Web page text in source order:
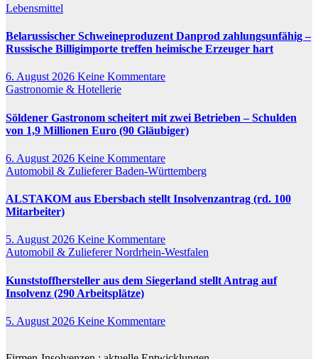
Lebensmittel
Belarussischer Schweineproduzent Danprod zahlungsunfähig –
Russische Billigimporte treffen heimische Erzeuger hart
6. August 2026 Keine Kommentare
Gastronomie & Hotellerie
Söldener Gastronom scheitert mit zwei Betrieben – Schulden
von 1,9 Millionen Euro (90 Gläubiger)
6. August 2026 Keine Kommentare
Automobil & ZuliefererBaden-Württemberg
ALSTAKOM aus Ebersbach stellt Insolvenzantrag (rd. 100
Mitarbeiter)
5. August 2026 Keine Kommentare
Automobil & ZuliefererNordrhein-Westfalen
Kunststoffhersteller aus dem Siegerland stellt Antrag auf
Insolvenz (290 Arbeitsplätze)
5. August 2026 Keine Kommentare